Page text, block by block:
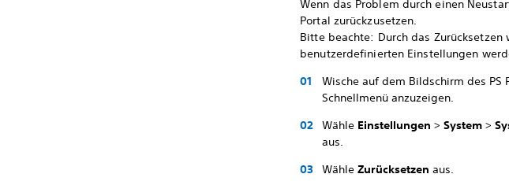
Wenn das Problem durch einen
Portal zurückzusetzen.
Bitte beachte: Durch das
benutzerdefinierten Einstellungen
Wische auf dem Bildschirm des PS
Schnellmenü anzuzeigen.
Wähle Einstellungen >System >
aus.
WähleZurücksetzen aus.